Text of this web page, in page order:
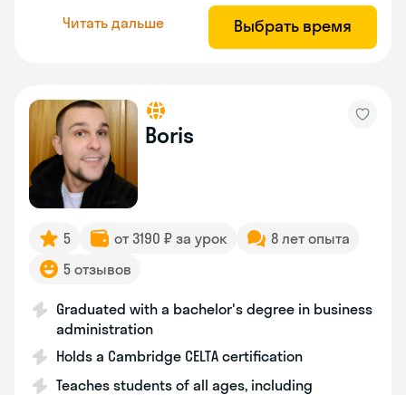
Читать дальше Выбрать время
Boris
5 от 3190 ₽ за урок
8 лет опыта
5 отзывов
Graduated with a bachelor's degree in business
administration
Holds a Cambridge CELTA certification
Teaches students of all ages, including